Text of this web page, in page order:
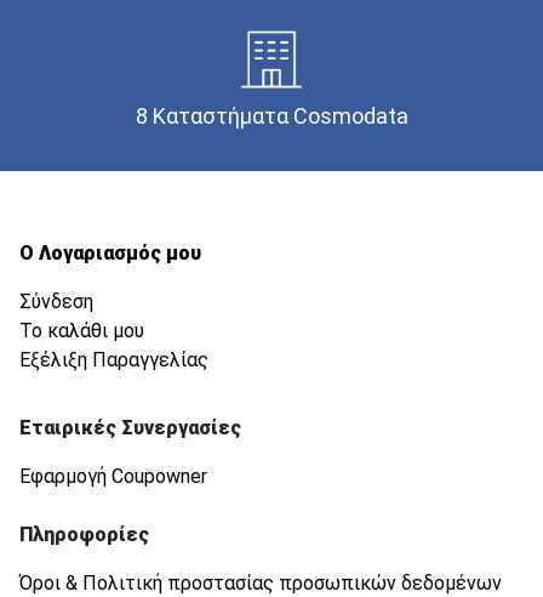
8 Καταστήματα Cosmodata
Ο Λογαριασμός μου
Σύνδεση
Το καλάθι μου
Εξέλιξη Παραγγελίας
Εταιρικές Συνεργασίες
Εφαρμογή Coupowner
Πληροφορίες
Όροι & Πολιτική προστασίας προσωπικών δεδομένων